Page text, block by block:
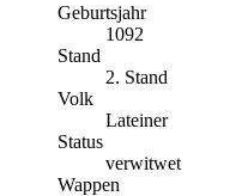
Geburtsjahr
1092
Stand
2. Stand
Volk
Lateiner
Status
verwitwet
Wappen